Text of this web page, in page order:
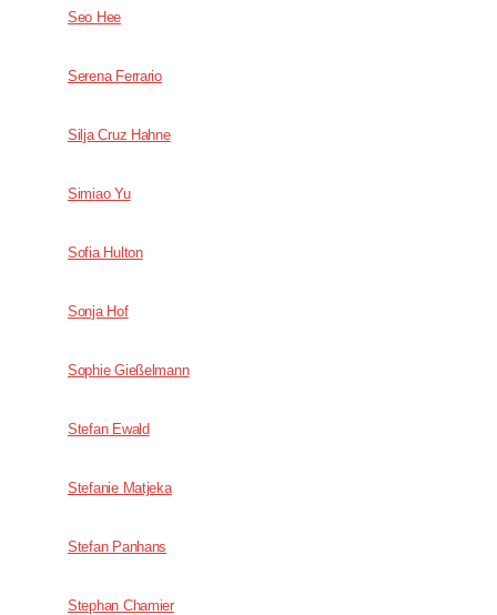
Seo Hee
Serena Ferrario
Silja Cruz Hahne
Simiao Yu
Sofia Hulton
Sonja Hof
Sophie Gießelmann
Stefan Ewald
Stefanie Matjeka
Stefan Panhans
Stephan Chamier